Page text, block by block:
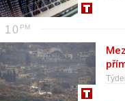
10